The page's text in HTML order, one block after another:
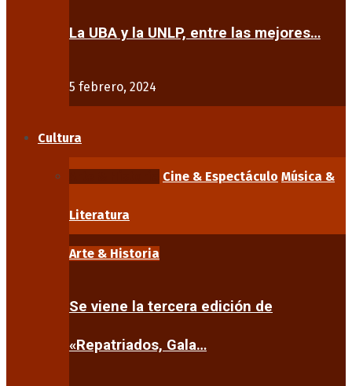
La UBA y la UNLP, entre las mejores…
5 febrero, 2024
Cultura
Cine & Espectáculo Música &
Literatura
Arte & Historia
Se viene la tercera edición de
«Repatriados, Gala…